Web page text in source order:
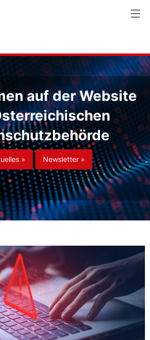
auf der Website
» Newsletter »